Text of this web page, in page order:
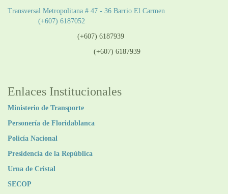
Transversal Metropolitana # 47 - 36 Barrio El Carmen
(+607) 6187052
(+607) 6187939
(+607) 6187939
Enlaces Institucionales
Ministerio de Transporte
Personería de Floridablanca
Policía Nacional
Presidencia de la República
Urna de Cristal
SECOP